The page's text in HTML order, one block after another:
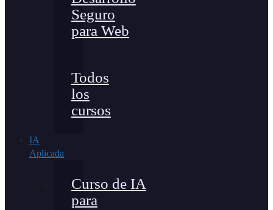
Seguro
para Web
Todos
los
cursos
IA
Aplicada
Curso de IA
para